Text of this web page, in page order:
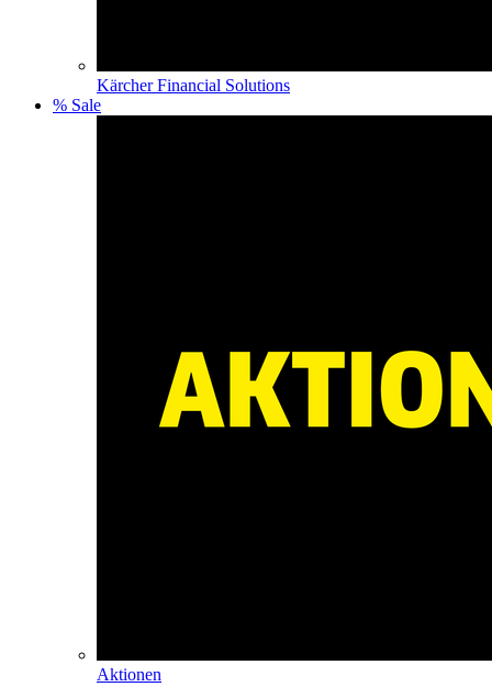
Kärcher Financial Solutions
% Sale
Aktionen